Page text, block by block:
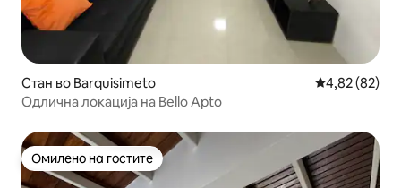
Стан во Barquisimeto Просечна
4,82 (82)
Одлична локација на Bello Apto
Омилено на гостите
Омилено на гостите